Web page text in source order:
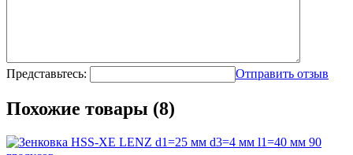
Представьтесь: Отправить отзыв
Похожие товары (8)